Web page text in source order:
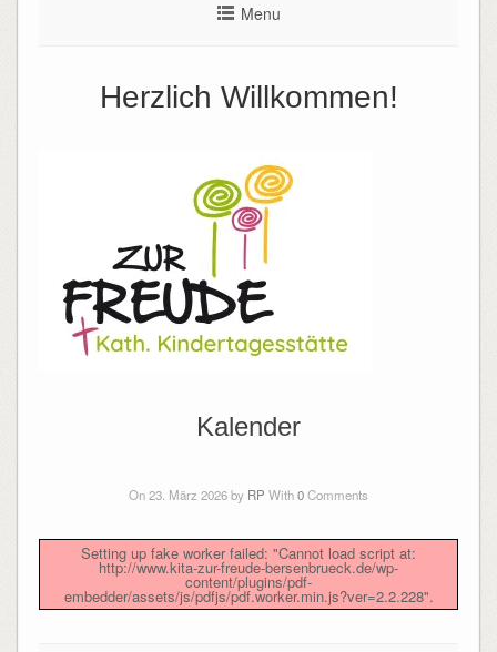
Menu
Herzlich Willkommen!
Kalender
On 23. März 2026 by RP With0Comments
Setting up fake worker failed: "Cannot load script at:
http://www.kita-zur-freude-bersenbrueck.de/wp-
content/plugins/pdf-
embedder/assets/js/pdfjs/pdf.worker.min.js?ver=2.2.228".